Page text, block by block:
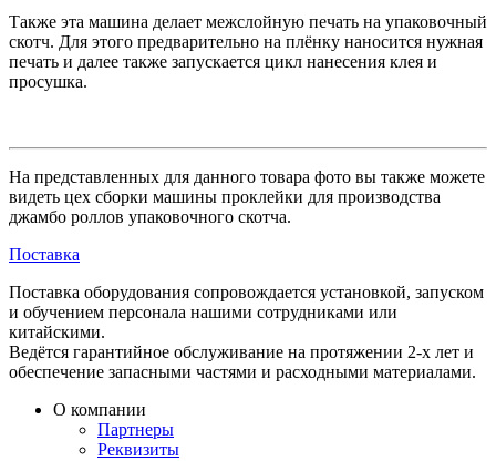
Также эта машина делает межслойную печать на упаковочный
скотч. Для этого предварительно на плёнку наносится нужная
печать и далее также запускается цикл нанесения клея и
просушка.
На представленных для данного товара фото вы также можете
видеть цех сборки машины проклейки для производства
джамбо роллов упаковочного скотча.
Поставка
Поставка оборудования сопровождается установкой, запуском
и обучением персонала нашими сотрудниками или
китайскими.
Ведётся гарантийное обслуживание на протяжении 2-х лет и
обеспечение запасными частями и расходными материалами.
О компании
Партнеры
Реквизиты